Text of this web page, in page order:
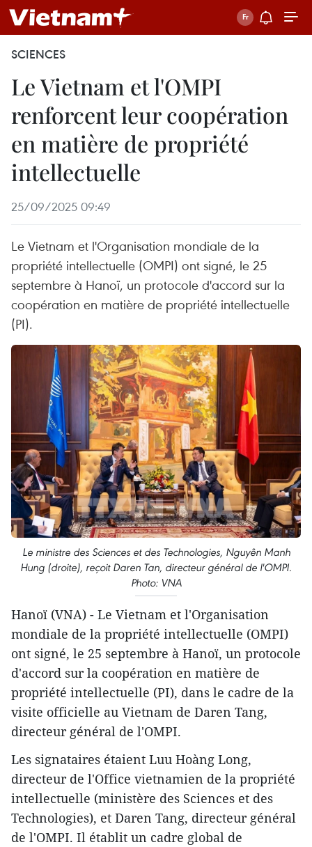
SCIENCES
Le Vietnam et l'OMPI
renforcent leur coopération
en matière de propriété
intellectuelle
25/09/2025 09:49
Le Vietnam et l'Organisation mondiale de la
propriété intellectuelle (OMPI) ont signé, le 25
septembre à Hanoï, un protocole d'accord sur la
coopération en matière de propriété intellectuelle
(PI).
Le ministre des Sciences et des Technologies, Nguyên Manh
Hung (droite), reçoit Daren Tan, directeur général de l'OMPI.
Photo: VNA
Hanoï (VNA) - Le Vietnam et l'Organisation
mondiale de la propriété intellectuelle (OMPI)
ont signé, le 25 septembre à Hanoï, un protocole
d'accord sur la coopération en matière de
propriété intellectuelle (PI), dans le cadre de la
visite officielle au Vietnam de Daren Tang,
directeur général de l'OMPI.
Les signataires étaient Luu Hoàng Long,
directeur de l'Office vietnamien de la propriété
intellectuelle (ministère des Sciences et des
Technologies), et Daren Tang, directeur général
de l'OMPI. Il établit un cadre global de